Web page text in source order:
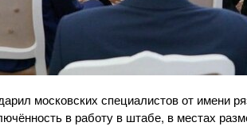
московских специалистов от имени
в работу в штабе, в местах